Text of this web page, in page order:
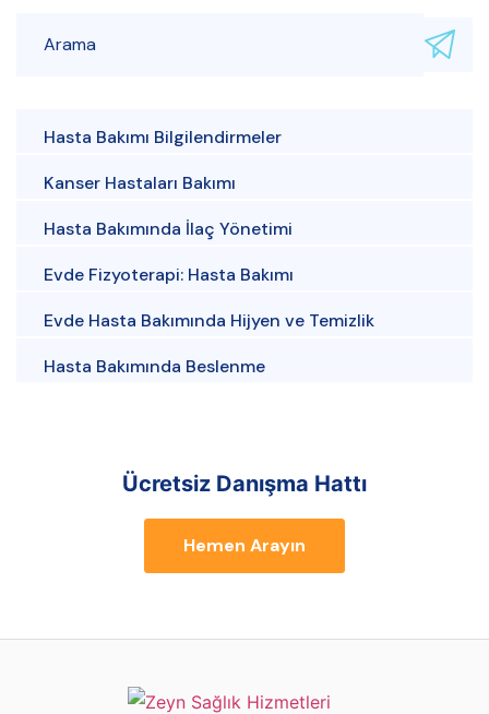
Hasta Bakımı Bilgilendirmeler
Kanser Hastaları Bakımı
Hasta Bakımında İlaç Yönetimi
Evde Fizyoterapi: Hasta Bakımı
Evde Hasta Bakımında Hijyen ve Temizlik
Hasta Bakımında Beslenme
Ücretsiz Danışma Hattı
Hemen Arayın